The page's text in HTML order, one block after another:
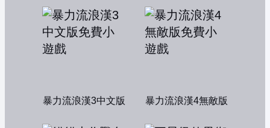
暴力流浪漢3中文版 暴力流浪漢4無敵版